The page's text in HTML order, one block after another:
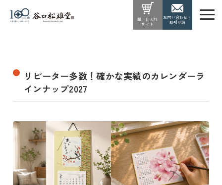
卸・仕入れ
サイト
お問い合わせ・
取引申請
リピーター多数！確かな実績のカレンダーラ
インナップ2027